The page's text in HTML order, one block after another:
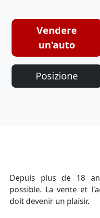
Vendere
un'auto
Posizione
Depuis plus de 18
possible. La vente et
doit devenir un plaisir.